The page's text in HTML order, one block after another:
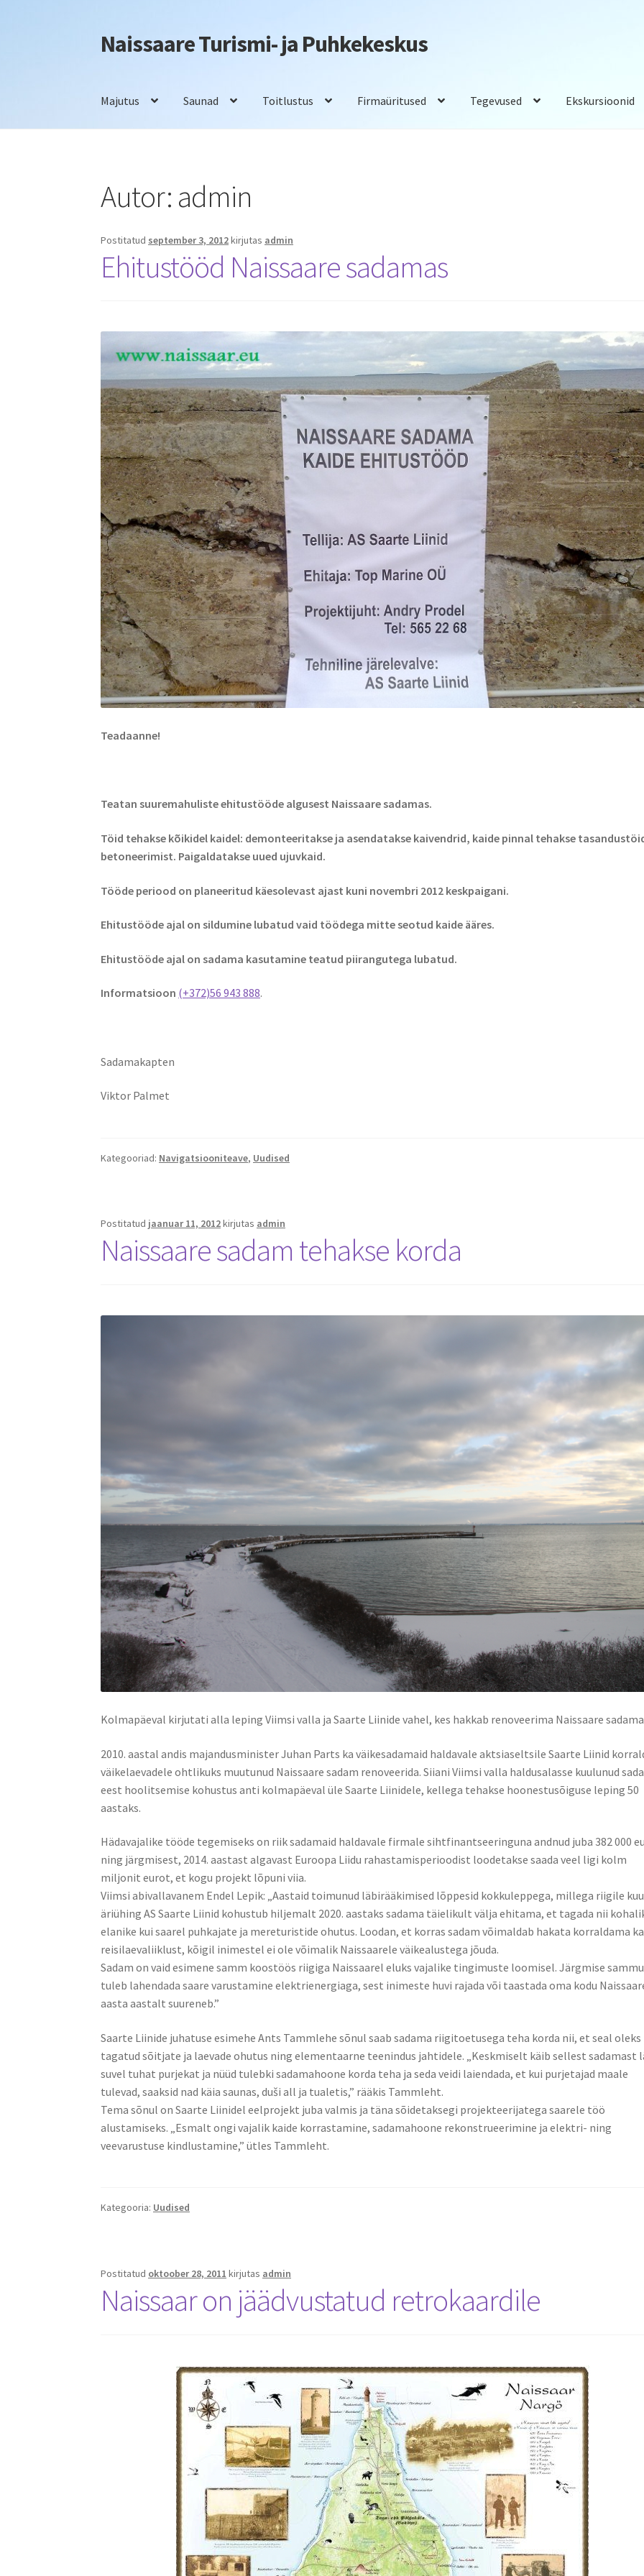
Liigu
navigeerimisele
Liigu
sisu
Naissaare Turismi- ja Puhkekeskus
Majutus Saunad Toitlustus Firmaüritused Tegevused Ekskursioonid
Autor: admin
Postitatud september 3, 2012kirjutas admin
Ehitustööd Naissaare sadamas
Teadaanne!
Teatan suuremahuliste ehitustööde algusest Naissaare sadamas.
Töid tehakse kõikidel kaidel: demonteeritakse ja asendatakse kaivendrid, kaide pinnal tehakse
betoneerimist. Paigaldatakse uued ujuvkaid.
Tööde periood on planeeritud käesolevast ajast kuni novembri 2012 keskpaigani.
Ehitustööde ajal on sildumine lubatud vaid töödega mitte seotud kaide ääres.
Ehitustööde ajal on sadama kasutamine teatud piirangutega lubatud.
Informatsioon (+372)56 943 888.
Sadamakapten
Viktor Palmet
Kategooriad: Navigatsiooniteave, Uudised
Postitatud jaanuar 11, 2012kirjutas admin
Naissaare sadam tehakse korda
Kolmapäeval kirjutati alla leping Viimsi valla ja Saarte Liinide vahel, kes hakkab renoveerima Naissaare
2010. aastal andis majandusminister Juhan Parts ka väikesadamaid haldavale aktsiaseltsile Saarte Liinid
väikelaevadele ohtlikuks muutunud Naissaare sadam renoveerida. Siiani Viimsi valla haldusalasse kuulunud
eest hoolitsemise kohustus anti kolmapäeval üle Saarte Liinidele, kellega tehakse hoonestusõiguse leping 50
aastaks.
Hädavajalike tööde tegemiseks on riik sadamaid haldavale firmale sihtfinantseeringuna andnud juba 382 000
ning järgmisest, 2014. aastast algavast Euroopa Liidu rahastamisperioodist loodetakse saada veel ligi kolm
miljonit eurot, et kogu projekt lõpuni viia.
Viimsi abivallavanem Endel Lepik: „Aastaid toimunud läbirääkimised lõppesid kokkuleppega, millega riigile
äriühing AS Saarte Liinid kohustub hiljemalt 2020. aastaks sadama täielikult välja ehitama, et tagada nii
elanike kui saarel puhkajate ja mereturistide ohutus. Loodan, et korras sadam võimaldab hakata korraldama ka
reisilaevaliiklust, kõigil inimestel ei ole võimalik Naissaarele väikealustega jõuda.
Sadam on vaid esimene samm koostöös riigiga Naissaarel eluks vajalike tingimuste loomisel. Järgmise
tuleb lahendada saare varustamine elektrienergiaga, sest inimeste huvi rajada või taastada oma kodu
aasta aastalt suureneb.”
Saarte Liinide juhatuse esimehe Ants Tammlehe sõnul saab sadama riigitoetusega teha korda nii, et seal oleks
tagatud sõitjate ja laevade ohutus ning elementaarne teenindus jahtidele. „Keskmiselt käib sellest sadamast
suvel tuhat purjekat ja nüüd tulebki sadamahoone korda teha ja seda veidi laiendada, et kui purjetajad maale
tulevad, saaksid nad käia saunas, duši all ja tualetis,” rääkis Tammleht.
Tema sõnul on Saarte Liinidel eelprojekt juba valmis ja täna sõidetaksegi projekteerijatega saarele töö
alustamiseks. „Esmalt ongi vajalik kaide korrastamine, sadamahoone rekonstrueerimine ja elektri- ning
veevarustuse kindlustamine,” ütles Tammleht.
Kategooria: Uudised
Postitatud oktoober 28, 2011 kirjutas admin
Naissaar on jäädvustatud retrokaardile